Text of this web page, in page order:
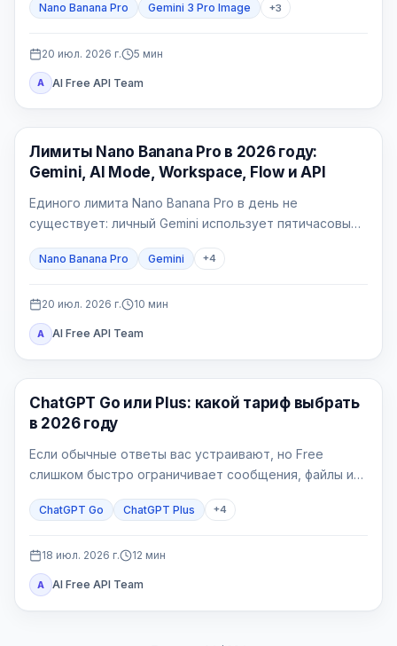
выставляет свой счёт.
Nano Banana Pro Gemini 3 Pro Image +3
20 июл. 2026 г. 5 мин
A AI Free API Team
Генерация изображений ИИ
Лимиты Nano Banana Pro в 2026 году:
Gemini, AI Mode, Workspace, Flow и API
Единого лимита Nano Banana Pro в день не
существует: личный Gemini использует пятичасовые
отдельный 24-часовой лимит, Workspace — таблицу
проекта.
Nano Banana Pro Gemini +4
20 июл. 2026 г. 10 мин
A AI Free API Team
ChatGPT
ChatGPT Go или Plus: какой тариф выбрать
в 2026 году
Если обычные ответы вас устраивают, но Free
слишком быстро ограничивает сообщения, файлы или
конкретная рабочая задача упирается в более
Codex или другой доступ Plus.
ChatGPT Go ChatGPT Plus +4
18 июл. 2026 г. 12 мин
A AI Free API Team